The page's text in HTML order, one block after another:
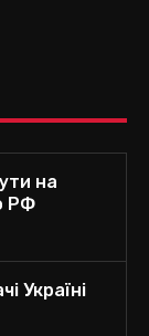
на
РФ
Україні